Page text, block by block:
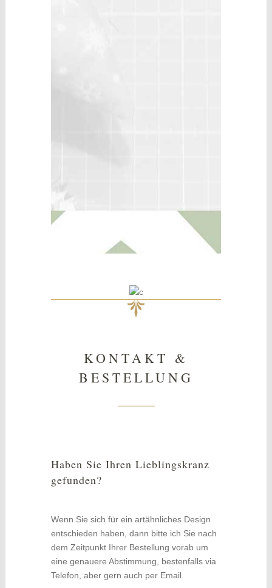
KONTAKT &
BESTELLUNG
Haben Sie Ihren Lieblingskranz
gefunden?
Wenn Sie sich für ein artähnliches Design
entschieden haben, dann bitte ich Sie nach
dem Zeitpunkt Ihrer Bestellung vorab um
eine genauere Abstimmung, bestenfalls via
Telefon, aber gern auch per Email.